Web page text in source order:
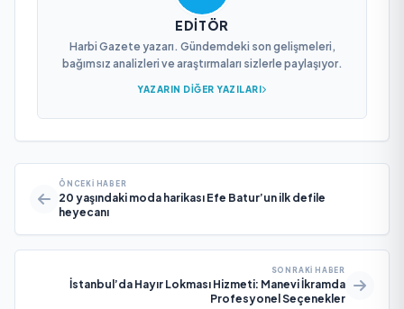
EDITÖR
Harbi Gazete yazarı. Gündemdeki son gelişmeleri,
bağımsız analizleri ve araştırmaları sizlerle paylaşıyor.
YAZARIN DIĞER YAZILARI
ÖNCEKI HABER
20 yaşındaki moda harikası Efe Batur’un ilk defile
heyecanı
SONRAKI HABER
İstanbul’da Hayır Lokması Hizmeti: Manevi İkramda
Profesyonel Seçenekler